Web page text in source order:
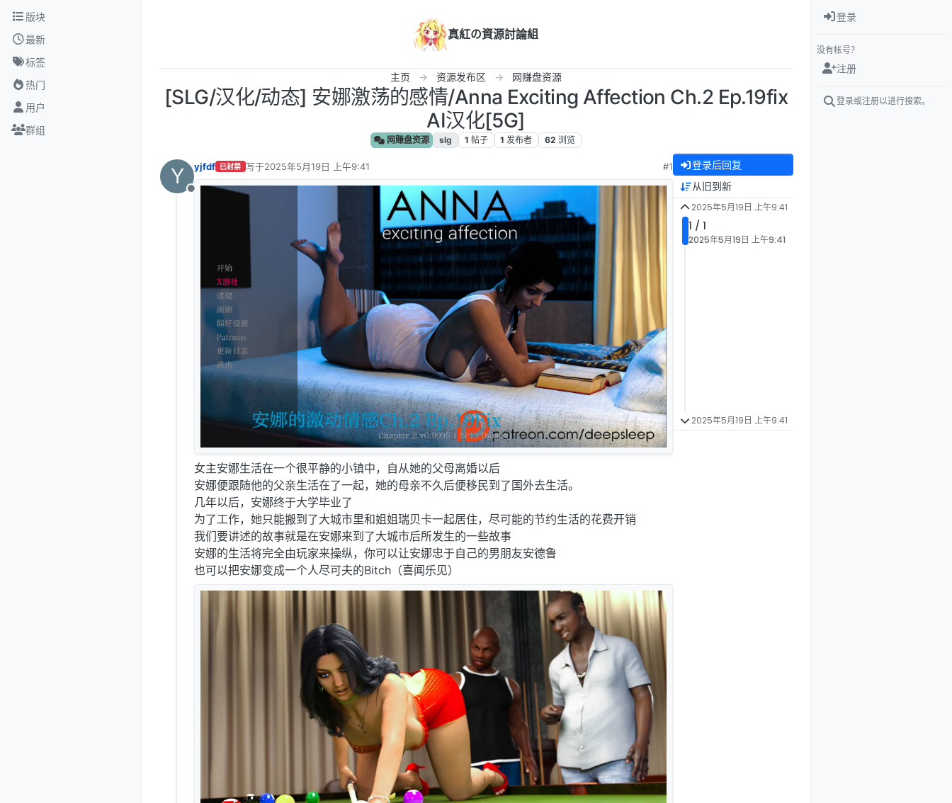
跳转至内容
版块
最新
标签
热门
用户
群组
真紅の資源討論組
主页 资源发布区 网赚盘资源
[SLG/汉化/动态] 安娜激荡的感情/Anna Exciting Affection Ch.2 Ep.19fix
AI汉化[5G]
网赚盘资源 slg 1 帖子 1 发布者 62 浏览
Y
离线
yjfdf 已封禁 写于2025年5月19日 上午9:41
最后由 编辑
#1
女主安娜生活在一个很平静的小镇中，自从她的父母离婚以后
安娜便跟随他的父亲生活在了一起，她的母亲不久后便移民到了国外去生活。
几年以后，安娜终于大学毕业了
为了工作，她只能搬到了大城市里和姐姐瑞贝卡一起居住，尽可能的节约生活的花费开销
我们要讲述的故事就是在安娜来到了大城市后所发生的一些故事
安娜的生活将完全由玩家来操纵，你可以让安娜忠于自己的男朋友安德鲁
也可以把安娜变成一个人尽可夫的Bitch（喜闻乐见）
登录后回复
从旧到新
2025年5月19日 上午9:41
1 / 1
2025年5月19日 上午9:41
2025年5月19日 上午9:41
登录
没有帐号？
注册
登录或注册以进行搜索。